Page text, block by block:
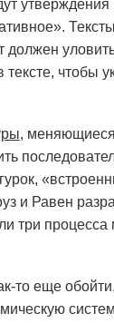
утверждения
должен
чтобы
,
и Равен
три процесса
то еще